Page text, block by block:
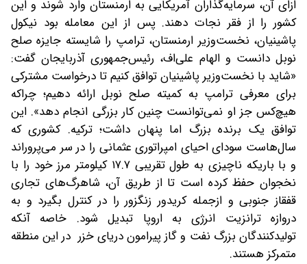
ازای آن، سرمایه‌گذاران آمریکایی به ارمنستان وارد شوند و این
کشور را از فقر نجات دهند. پس از این معامله بود نیکول
پاشینیان، نخست‌وزیر ارمنستان، ترامپ را شایسته جایزه صلح
نوبل دانست و الهام علی‌اف، رئیس‌جمهوری آذربایجان گفت:
«شاید با نخست‌وزیر پاشینیان توافق کنیم تا درخواست مشترکی
برای معرفی ترامپ به کمیته صلح نوبل ارائه دهیم؛ چراکه
هیچ‌کس جز او نمی‌توانست چنین کار بزرگی انجام دهد». این
توافق یک برنده بزرگ اما پنهان داشت؛ ترکیه. کشوری که
سال‌هاست سودای احیای امپراتوری عثمانی را در سر می‌پروراند
و با باریکه ناچیزی به طول تقریبی ۱۷.۷ کیلومتر مرز خود را با
نخجوان حفظ کرده است تا از طریق آن، شاهرگ‌های تجاری
قفقاز جنوبی و ازجمله کریدور زنگزور را در کنترل بگیرد و به
دروازه ترانزیت انرژی به اروپا تبدیل شود. خاصه آنکه
تولیدکنندگان بزرگ نفت و گاز پیرامون دریای خزر در این منطقه
متمرکز هستند.